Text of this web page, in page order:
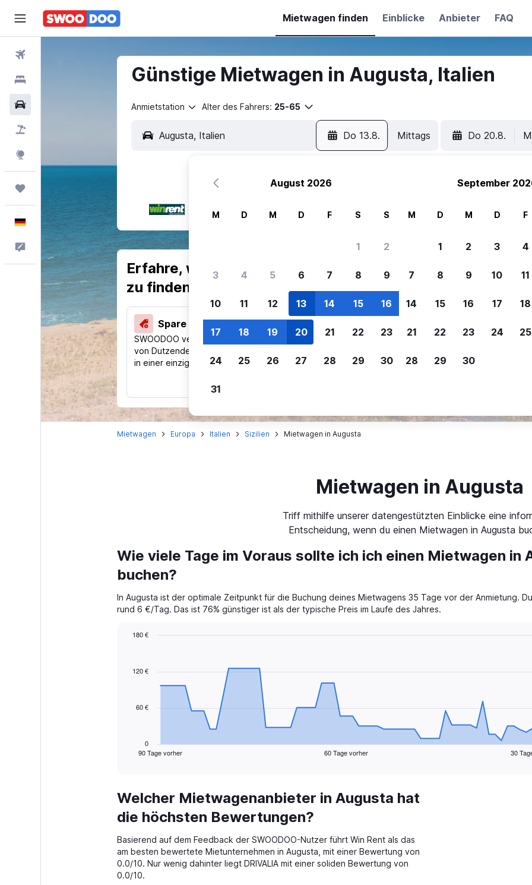
Mietwagen finden Einblicke Anbieter FAQ
Deutsch
Feedback
Günstige Mietwagen in Augusta, Italien
Anmietstation Alter des Fahrers: 25-65
Do 13.8. Mittags Do 20.8.
Erfahre, warum unsere Reisenden sich für SWOODOO
zu finden.
Spare 40 % und mehr
SWOODOO vergleicht Preise
von Dutzenden Reise-Websites
in einer einzigen Suche.
Preisalarm
Lass dich benachrichtigen,
um kein tolles Angebot zu
Anpassung von
Mietwagenergebnisse
Mietwagen Europa Italien Sizilien Mietwagen in Augusta
Mietwagen in Augusta
Triff mithilfe unserer datengestützten Einblicke eine
Entscheidung, wenn du einen Mietwagen in Augusta
Wie viele Tage im Voraus sollte ich ich einen Mietwagen in
buchen?
In Augusta ist der optimale Zeitpunkt für die Buchung deines Mietwagens 35 Tage vor der Anmietung.
rund 6 €/Tag. Das ist 76% günstiger ist als der typische Preis im Laufe des Jahres.
data
The
Range:
91
categories.
chart
has
1
Y
90 Tage vorher 60 Tage vorher 30
0
60 €
120 €
180 €
End
Welcher Mietwagenanbieter in Augusta hat
die höchsten Bewertungen?
Basierend auf dem Feedback der SWOODOO-Nutzer führt Win Rent als das
am besten bewertete Mietunternehmen in Augusta, mit einer Bewertung von
0.0/10. Nur wenig dahinter liegt DRIVALIA mit einer soliden Bewertung von
0.0/10.
August 2026
M D M D F S S
1 2
3 4 5 6 7 8 9
10 11 12 13 14 15 16
17 18 19 20 21 22 23
24 25 26 27 28 29 30
31
September
M D M D F
1 2 3 4
7 8 9 10 11
14 15 16 17 18
21 22 23 24 25
28 29 30